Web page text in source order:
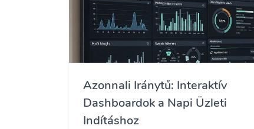
Azonnali Iránytű: Interaktív
Dashboardok a Napi Üzleti
Indításhoz